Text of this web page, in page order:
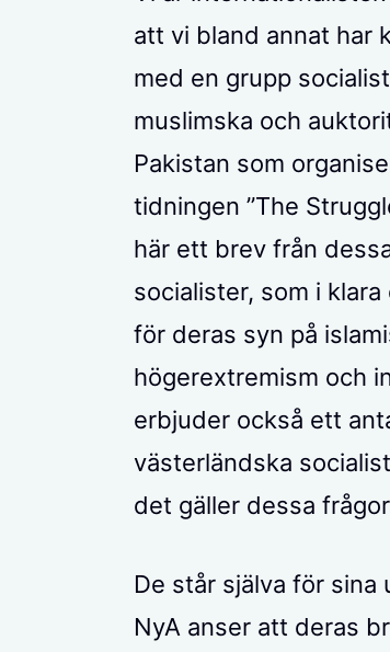
att vi bland annat har
med en grupp
muslimska och
Pakistan som
tidningen ”The
här ett brev från
socialister, som i
för deras syn på
högerextremism och
erbjuder också ett
västerländska
det gäller dessa
De står själva för sina
NyA anser att deras